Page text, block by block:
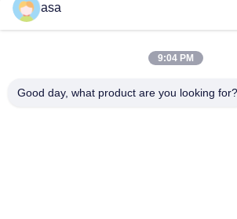
PC160LC-7 PC160-7 Steuerventil Bagger
16100 Bagger Hauptteile
VOE14541591 Bohrer-Hauptsteuerventil für
asa
9:04 PM
Good day, what product are you looking for?